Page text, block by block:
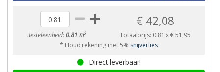
Besteleenheid:0.81 m2
€ 42,08
Totaalprijs: 0.81 x€ 51,95
* Houd rekening met 5% snijverlies
Direct leverbaar!